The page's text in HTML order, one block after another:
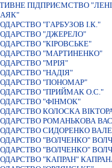
ПIДПРИЄМСТВО
"ГАРБУЗОВ I.К."
"ДЖЕРЕЛО"
"КIРОВСЬКЕ"
"МАРТИНЕНКО"
"МРIЯ"
"НАДIЯ"
"ПОНОМАР"
"ПРИЙМАК О.С."
"ФIНМОК"
КОЛОСКА
РОМАНЬКОВА
СИДОРЕНКО
"ВОЛЧЕНКО"
"ВОЛЧЕНКО"
"КАПРАН"